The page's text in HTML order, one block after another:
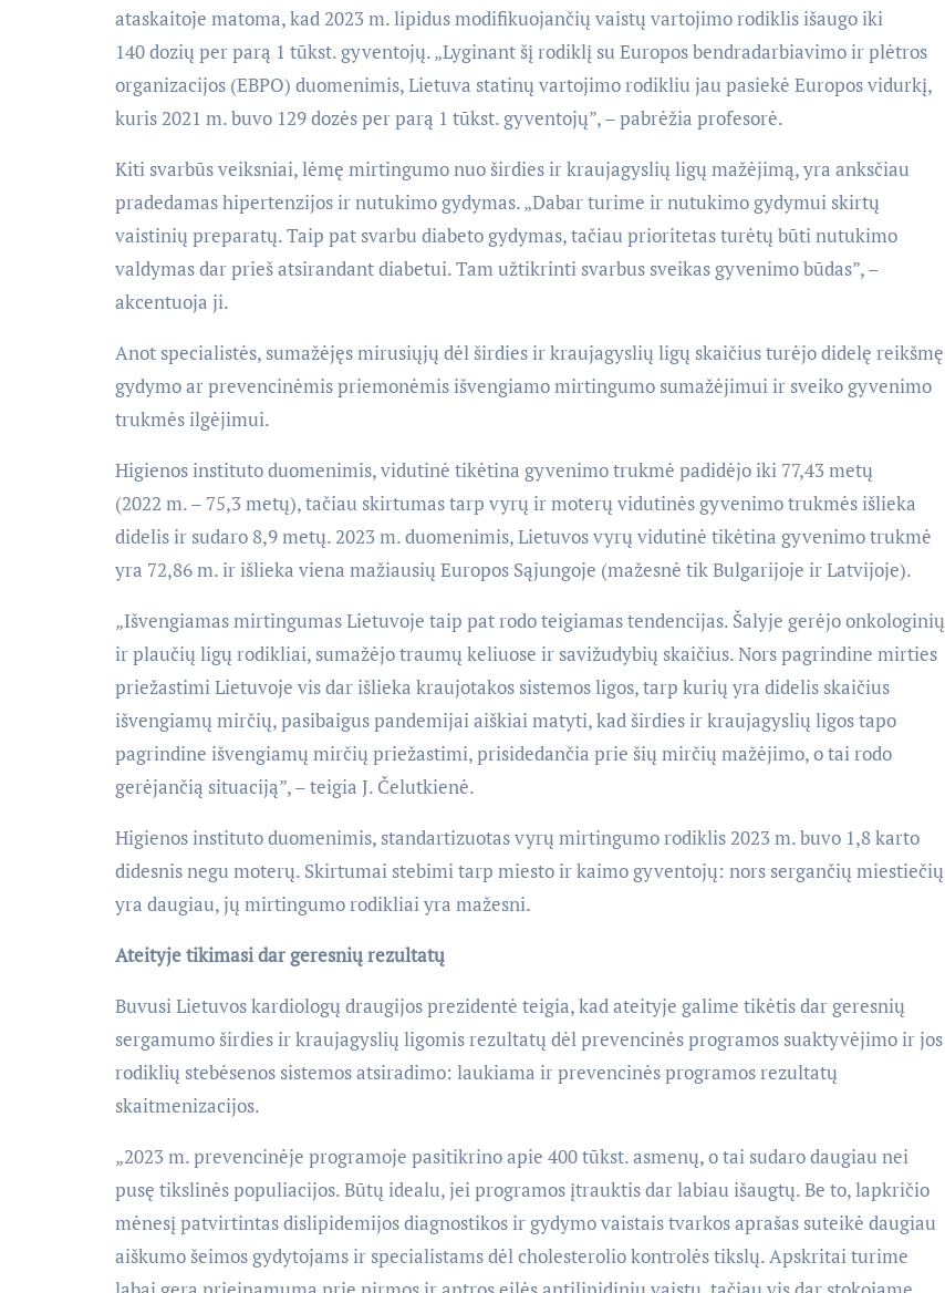
ataskaitoje matoma, kad 2023 m. lipidus modifikuojančių vaistų vartojimo rodiklis išaugo iki
140 dozių per parą 1 tūkst. gyventojų. „Lyginant šį rodiklį su Europos bendradarbiavimo ir plėtros
organizacijos (EBPO) duomenimis, Lietuva statinų vartojimo rodikliu jau pasiekė Europos vidurkį,
kuris 2021 m. buvo 129 dozės per parą 1 tūkst. gyventojų”, – pabrėžia profesorė.
Kiti svarbūs veiksniai, lėmę mirtingumo nuo širdies ir kraujagyslių ligų mažėjimą, yra anksčiau
pradedamas hipertenzijos ir nutukimo gydymas. „Dabar turime ir nutukimo gydymui skirtų
vaistinių preparatų. Taip pat svarbu diabeto gydymas, tačiau prioritetas turėtų būti nutukimo
valdymas dar prieš atsirandant diabetui. Tam užtikrinti svarbus sveikas gyvenimo būdas”, –
akcentuoja ji.
Anot specialistės, sumažėjęs mirusiųjų dėl širdies ir kraujagyslių ligų skaičius turėjo didelę reikšmę
gydymo ar prevencinėmis priemonėmis išvengiamo mirtingumo sumažėjimui ir sveiko gyvenimo
trukmės ilgėjimui.
Higienos instituto duomenimis, vidutinė tikėtina gyvenimo trukmė padidėjo iki 77,43 metų
(2022 m. – 75,3 metų), tačiau skirtumas tarp vyrų ir moterų vidutinės gyvenimo trukmės išlieka
didelis ir sudaro 8,9 metų. 2023 m. duomenimis, Lietuvos vyrų vidutinė tikėtina gyvenimo trukmė
yra 72,86 m. ir išlieka viena mažiausių Europos Sąjungoje (mažesnė tik Bulgarijoje ir Latvijoje).
„Išvengiamas mirtingumas Lietuvoje taip pat rodo teigiamas tendencijas. Šalyje gerėjo onkologinių
ir plaučių ligų rodikliai, sumažėjo traumų keliuose ir savižudybių skaičius. Nors pagrindine mirties
priežastimi Lietuvoje vis dar išlieka kraujotakos sistemos ligos, tarp kurių yra didelis skaičius
išvengiamų mirčių, pasibaigus pandemijai aiškiai matyti, kad širdies ir kraujagyslių ligos tapo
pagrindine išvengiamų mirčių priežastimi, prisidedančia prie šių mirčių mažėjimo, o tai rodo
gerėjančią situaciją”, – teigia J. Čelutkienė.
Higienos instituto duomenimis, standartizuotas vyrų mirtingumo rodiklis 2023 m. buvo 1,8 karto
didesnis negu moterų. Skirtumai stebimi tarp miesto ir kaimo gyventojų: nors sergančių miestiečių
yra daugiau, jų mirtingumo rodikliai yra mažesni.
Ateityje tikimasi dar geresnių rezultatų
Buvusi Lietuvos kardiologų draugijos prezidentė teigia, kad ateityje galime tikėtis dar geresnių
sergamumo širdies ir kraujagyslių ligomis rezultatų dėl prevencinės programos suaktyvėjimo ir jos
rodiklių stebėsenos sistemos atsiradimo: laukiama ir prevencinės programos rezultatų
skaitmenizacijos.
„2023 m. prevencinėje programoje pasitikrino apie 400 tūkst. asmenų, o tai sudaro daugiau nei
pusę tikslinės populiacijos. Būtų idealu, jei programos įtrauktis dar labiau išaugtų. Be to, lapkričio
mėnesį patvirtintas dislipidemijos diagnostikos ir gydymo vaistais tvarkos aprašas suteikė daugiau
aiškumo šeimos gydytojams ir specialistams dėl cholesterolio kontrolės tikslų. Apskritai turime